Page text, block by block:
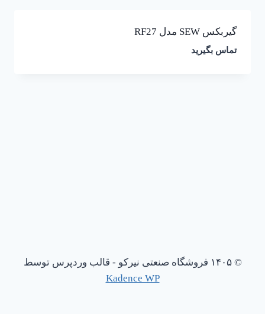
گیربکس SEW مدل RF27
تماس بگیرید
© ۱۴۰۵ فروشگاه صنعتی نیرکو - قالب وردپرس توسط
Kadence WP